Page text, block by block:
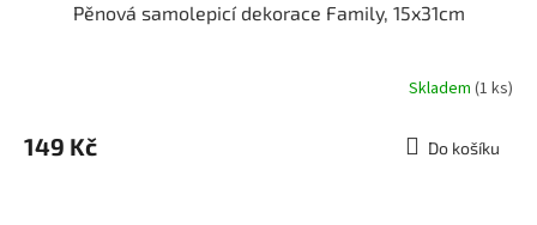
Pěnová samolepicí dekorace Family, 15x31cm
Skladem (1 ks)
149 Kč Do košíku